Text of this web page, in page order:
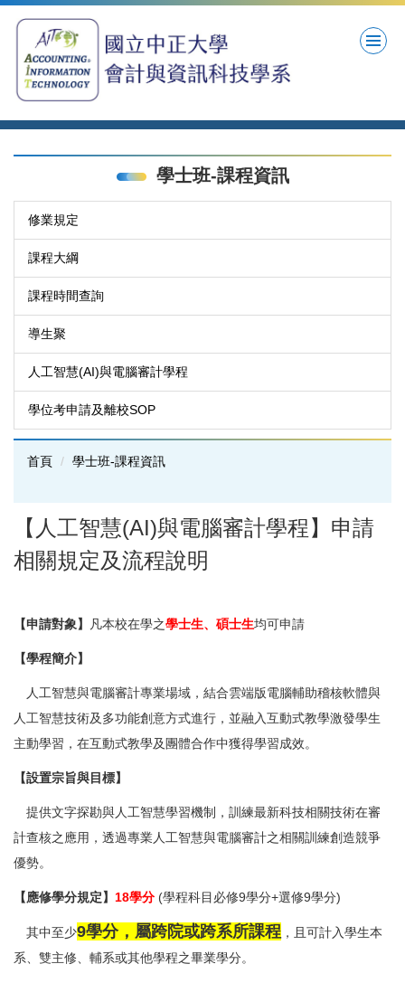
到
區
學士班-課程資訊
修業規定
課程大綱
課程時間查詢
導生聚
人工智慧(AI)與電腦審計學程
學位考申請及離校SOP
首頁 學士班-課程資訊
【人工智慧(AI)與電腦審計學程】申請
相關規定及流程說明
【申請對象】 凡本校在學之學士生、碩士生均可申請
【學程簡介】
人工智慧與電腦審計專業場域，結合雲端版電腦輔助稽核軟體與
人工智慧技術及多功能創意方式進行，並融入互動式教學激發學生
主動學習，在互動式教學及團體合作中獲得學習成效。
【設置宗旨與目標】
提供文字探勘與人工智慧學習機制，訓練最新科技相關技術在審
計查核之應用，透過專業人工智慧與電腦審計之相關訓練創造競爭
優勢。
【應修學分規定】 18學分 (學程科目必修9學分+選修9學分)
其中至少9學分， 屬跨院或跨系所課程 ，且可計入學生本
系、雙主修、輔系或其他學程之畢業學分。